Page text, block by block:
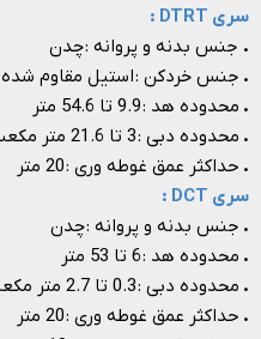
سری DTRT :
​​​​​​​. جنس بدنه و پروانه : چدن
. جنس خردکن : استیل مقاوم شده
. محدوده هد : 9.9 تا 54.6 متر
. محدوده دبی : 3 تا 21.6 متر مکعب بر ساعت
. حداکثر عمق غوطه وری : 20 متر
سری DCT :
. جنس بدنه و پروانه : چدن
. محدوده هد : 6 تا 53 متر
. محدوده دبی : 0.3 تا 2.7 متر مکعب بر ساعت
. حداکثر عمق غوطه وری : 20 متر